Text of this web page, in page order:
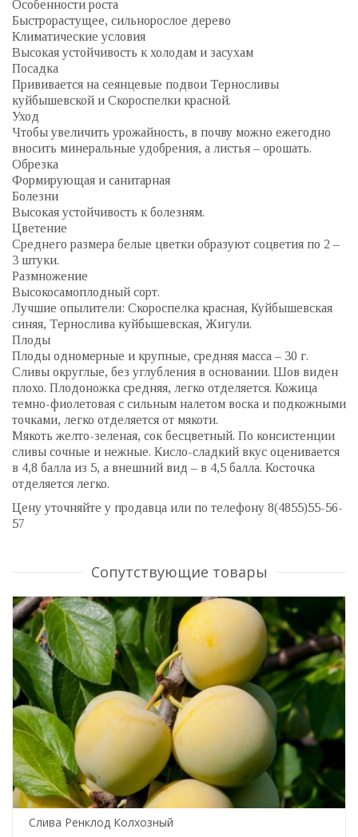
Особенности роста
Быстрорастущее, сильнорослое дерево
Климатические условия
Высокая устойчивость к холодам и засухам
Посадка
Прививается на сеянцевые подвои Терносливы
куйбышевской и Скороспелки красной.
Уход
Чтобы увеличить урожайность, в почву можно ежегодно
вносить минеральные удобрения, а листья – орошать.
Обрезка
Формирующая и санитарная
Болезни
Высокая устойчивость к болезням.
Цветение
Среднего размера белые цветки образуют соцветия по 2 –
3 штуки.
Размножение
Высокосамоплодный сорт.
Лучшие опылители: Скороспелка красная, Куйбышевская
синяя, Тернослива куйбышевская, Жигули.
Плоды
Плоды одномерные и крупные, средняя масса – 30 г.
Сливы округлые, без углубления в основании. Шов виден
плохо. Плодоножка средняя, легко отделяется. Кожица
темно-фиолетовая с сильным налетом воска и подкожными
точками, легко отделяется от мякоти.
Мякоть желто-зеленая, сок бесцветный. По консистенции
сливы сочные и нежные. Кисло-сладкий вкус оценивается
в 4,8 балла из 5, а внешний вид – в 4,5 балла. Косточка
отделяется легко.
Цену уточняйте у продавца или по телефону 8(4855)55-56-
57
Сопутствующие товары
Слива Ренклод Колхозный